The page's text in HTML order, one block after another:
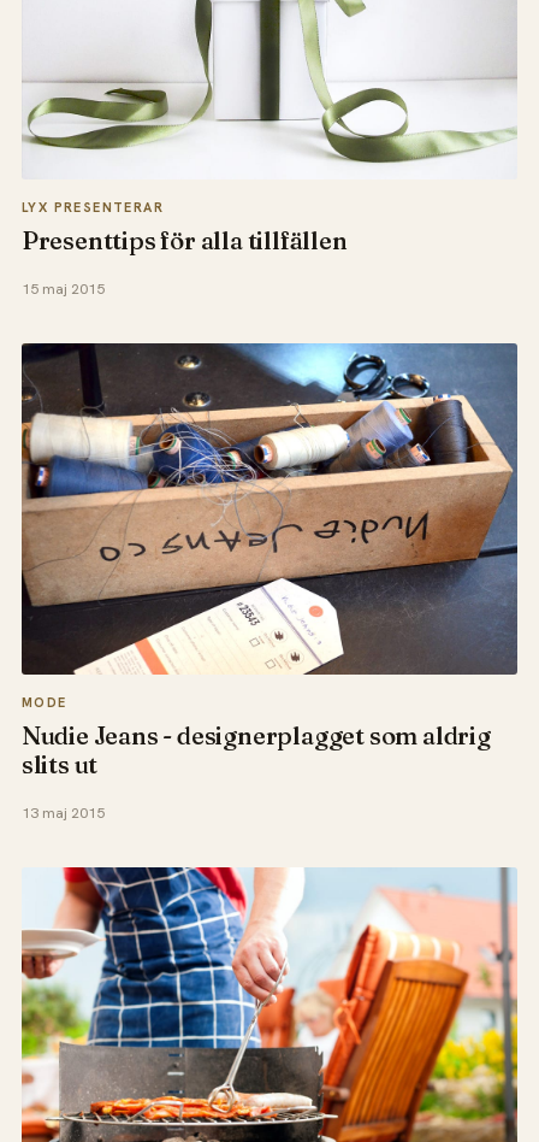
LYX PRESENTERAR
Presenttips för alla tillfällen
15 maj 2015
MODE
Nudie Jeans - designerplagget som aldrig
slits ut
13 maj 2015